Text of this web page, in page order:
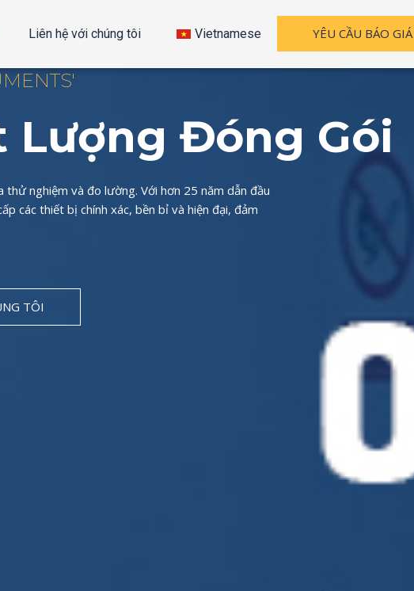
Liên hệ với chúng tôi Vietnamese YÊU CẦU BÁO GIÁ
Lượng Đóng Gói
nghiệm và đo lường. Với hơn 25 năm dẫn đầu
các thiết bị chính xác, bền bỉ và hiện đại, đảm
TÔI